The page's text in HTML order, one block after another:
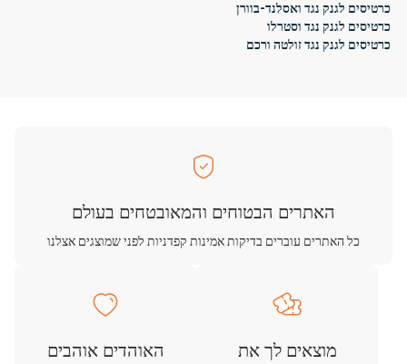
כרטיסים לגנק נגד ואסלנד-בוורן
כרטיסים לגנק נגד וסטרלו
כרטיסים לגנק נגד זולטה ורכם
האתרים הבטוחים והמאובטחים בעולם
כל האתרים עוברים בדיקות אמינות קפדניות לפני שמוצגים אצלנו
מוצאים לך את
האוהדים אוהבים